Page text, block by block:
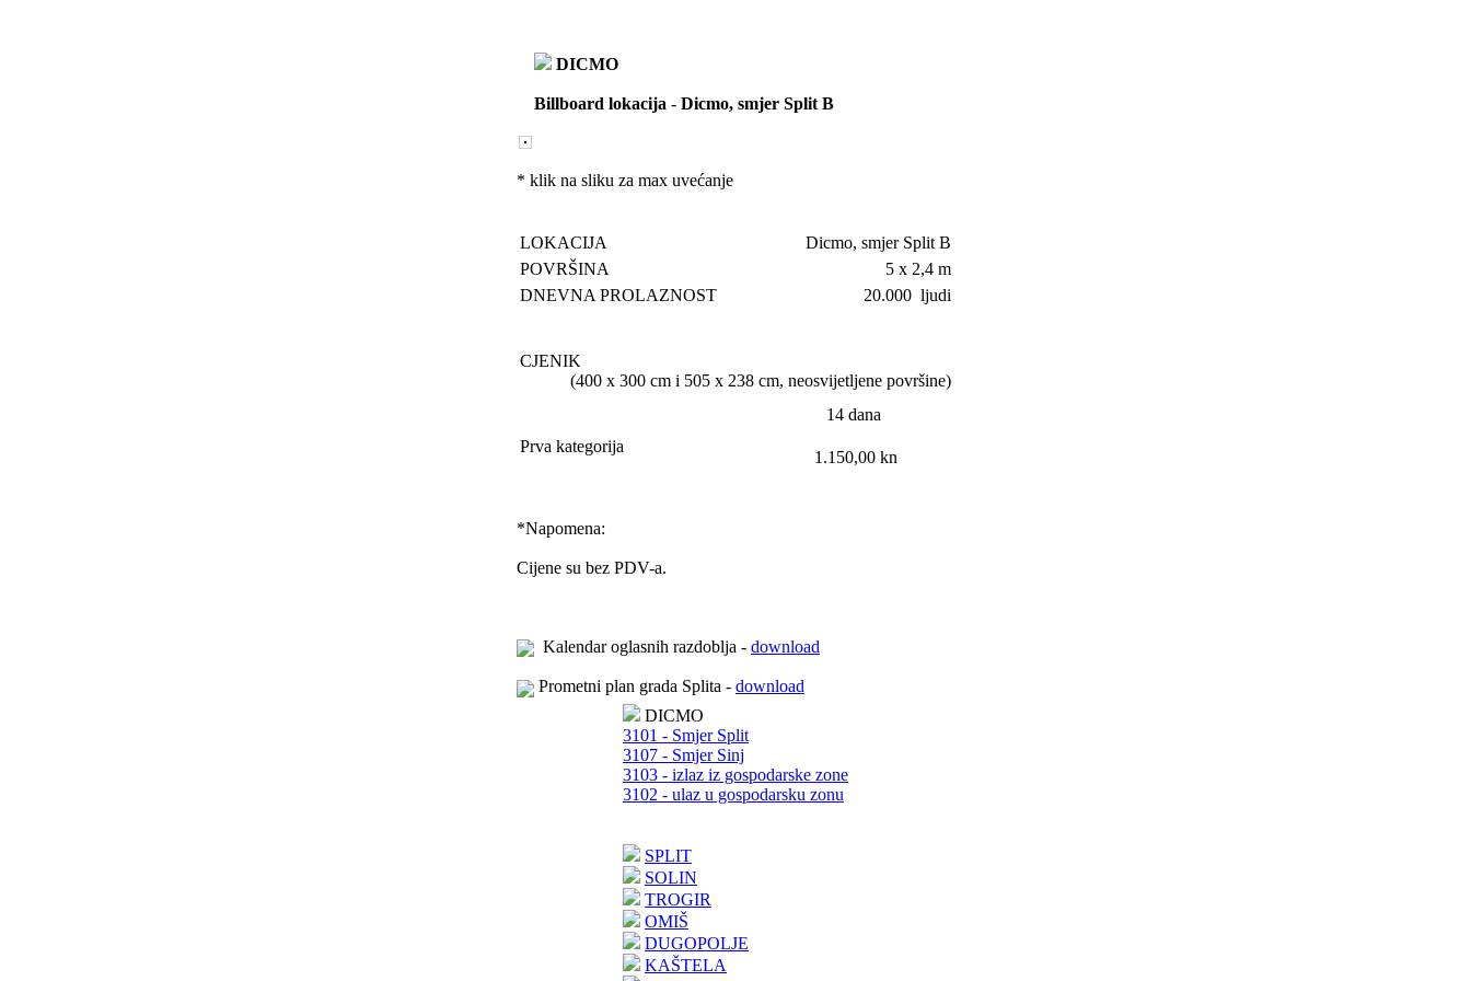
DICMO
Billboard lokacija - Dicmo, smjer Split B
* klik na sliku za max uvećanje
LOKACIJA
Dicmo, smjer Split B
POVRŠINA
5 x 2,4 m
DNEVNA PROLAZNOST
20.000 ljudi
CJENIK
(400 x 300 cm i 505 x 238 cm, neosvijetljene površine)
Prva kategorija
14 dana
1.150,00 kn
*Napomena:
Cijene su bez PDV-a.
Kalendar oglasnih razdoblja - download
Prometni plan grada Splita - download
DICMO
3101 - Smjer Split
3107 - Smjer Sinj
3103 - izlaz iz gospodarske zone
3102 - ulaz u gospodarsku zonu
SPLIT
SOLIN
TROGIR
OMIŠ
DUGOPOLJE
KAŠTELA